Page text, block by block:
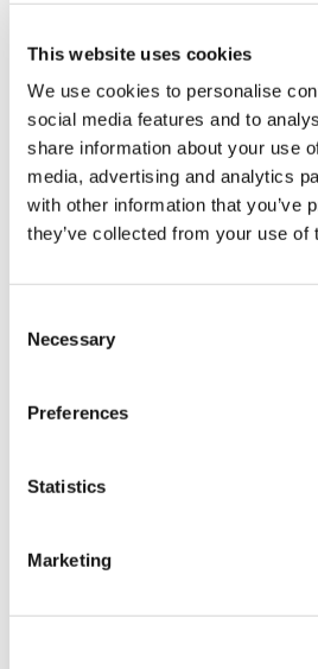
This website uses cookies
We use cookies to personalise
social media features and to
share information about your use
media, advertising and analytics
with other information that you’ve
they’ve collected from your use of
Selection
Necessary
Preferences
Statistics
Marketing